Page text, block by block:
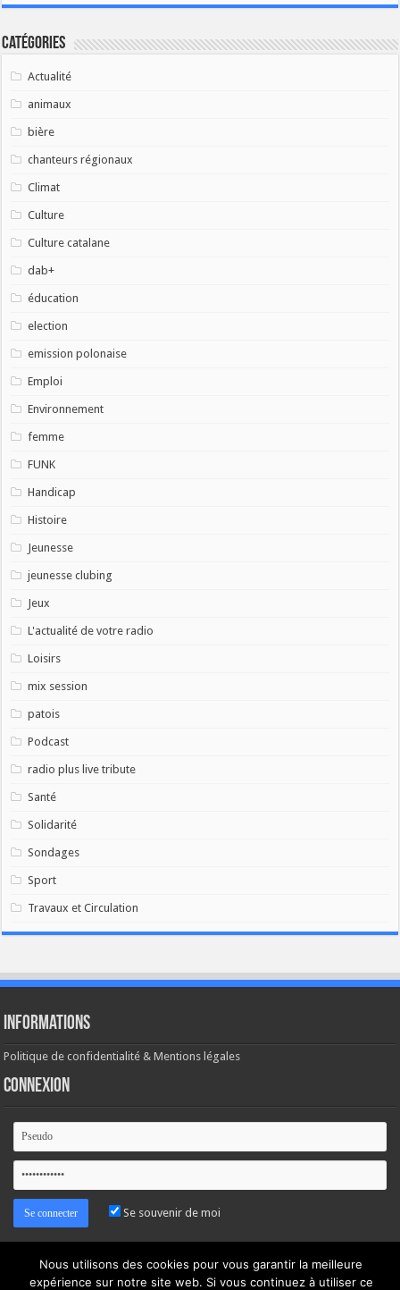
Catégories
Actualité
animaux
bière
chanteurs régionaux
Climat
Culture
Culture catalane
dab+
éducation
election
emission polonaise
Emploi
Environnement
femme
FUNK
Handicap
Histoire
Jeunesse
jeunesse clubing
Jeux
L'actualité de votre radio
Loisirs
mix session
patois
Podcast
radio plus live tribute
Santé
Solidarité
Sondages
Sport
Travaux et Circulation
Informations
Politique de confidentialité & Mentions légales
Connexion
Se souvenir de moi
Nous utilisons des cookies pour vous garantir la meilleure
expérience sur notre site web. Si vous continuez à utiliser ce